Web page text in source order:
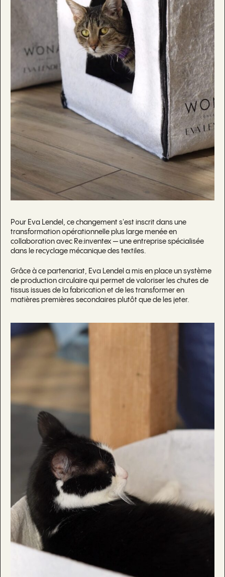
Pour Eva Lendel, ce changement s'est inscrit dans une
transformation opérationnelle plus large menée en
collaboration avec Re:inventex — une entreprise spécialisée
dans le recyclage mécanique des textiles.
Grâce à ce partenariat, Eva Lendel a mis en place un système
de production circulaire qui permet de valoriser les chutes de
tissus issues de la fabrication et de les transformer en
matières premières secondaires plutôt que de les jeter.